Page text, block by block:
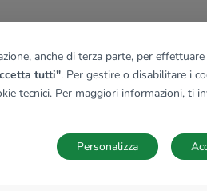
anche di terza parte, per
tutti". Per gestire o disabilitare i
tecnici. Per maggiori informazioni, ti
Personalizza